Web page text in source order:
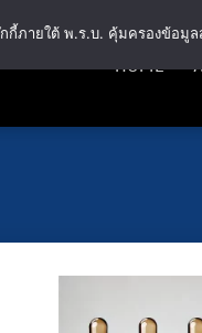
HOME
กกี้ภายใต้ พ.ร.บ. คุ้มครองข้อ